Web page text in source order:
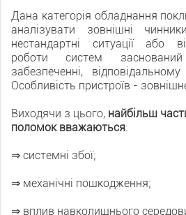
Дана категорія обладнання
аналізувати зовнішні
нестандартні ситуації або
роботи систем
забезпеченні,
Особливість пристроїв -
Виходячи з цього, найбільш
поломок вважаються:
⇒ системні збої;
⇒ механічні пошкодження;
⇒ вплив навколишнього